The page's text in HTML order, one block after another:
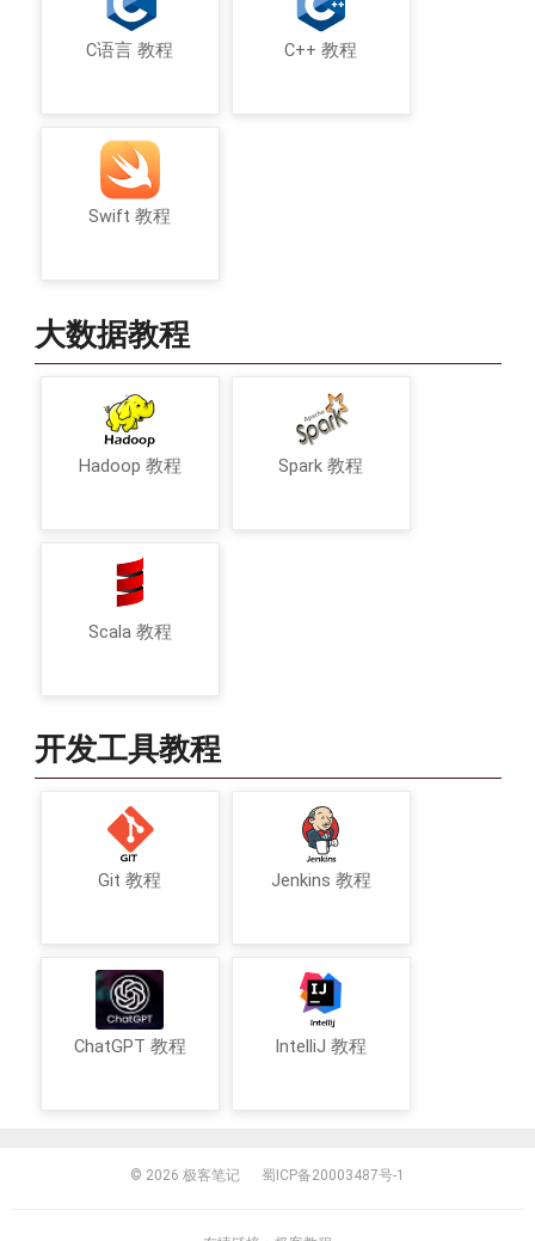
C语言 教程 C++ 教程
Swift 教程
大数据教程
Hadoop 教程 Spark 教程
Scala 教程
开发工具教程
Git 教程 Jenkins 教程
ChatGPT 教程 IntelliJ 教程
© 2026 极客笔记 蜀ICP备20003487号-1